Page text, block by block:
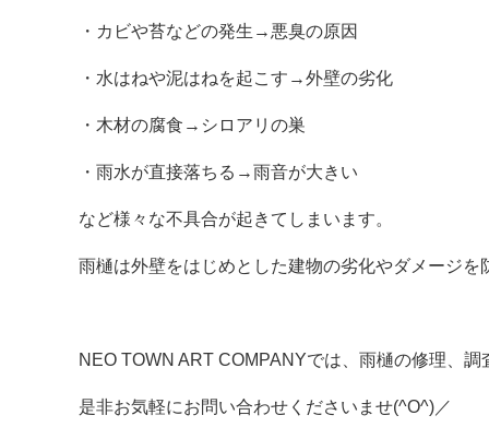
・カビや苔などの発生→悪臭の原因
・水はねや泥はねを起こす→外壁の劣化
・木材の腐食→シロアリの巣
・雨水が直接落ちる→雨音が大きい
など様々な不具合が起きてしまいます。
雨樋は外壁をはじめとした建物の劣化やダメージ
NEO TOWN ART COMPANYでは、雨樋の修理、
是非お気軽にお問い合わせくださいませ(^O^)／